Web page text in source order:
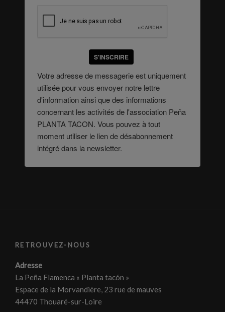
S'INSCRIRE
Votre adresse de messagerie est uniquement
utilisée pour vous envoyer notre lettre
d'information ainsi que des informations
concernant les activités de l'association Peña
PLANTA TACON. Vous pouvez à tout
moment utiliser le lien de désabonnement
intégré dans la newsletter.
RETROUVEZ-NOUS
Adresse
La Peña Flamenca « Planta tacón »
Espace de la Morvandière, 23 rue de mauves
44470 Thouaré-sur-Loire